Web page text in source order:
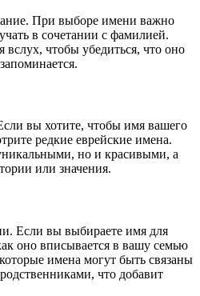
При выборе имени важно
в сочетании с фамилией.
чтобы убедиться, что оно
вы хотите, чтобы имя вашего
редкие еврейские имена.
но и красивыми, а
или значения.
Если вы выбираете имя для
оно вписывается в вашу семью
имена могут быть связаны
что добавит